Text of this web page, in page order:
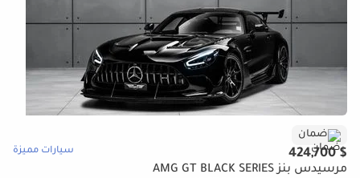
ضمان
$ 424,700 سيارات مميزة
مرسيدس بنز AMG GT BLACK SERIES